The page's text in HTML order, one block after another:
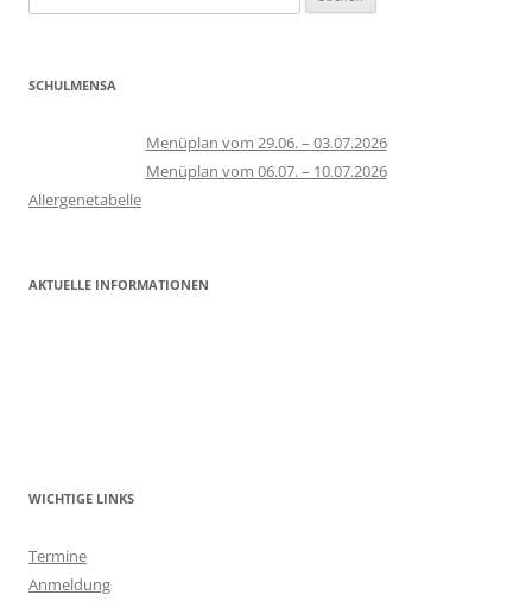
nach:
SCHULMENSA
Menüplan vom 29.06. – 03.07.2026
Menüplan vom 06.07. – 10.07.2026
Allergenetabelle
AKTUELLE INFORMATIONEN
WICHTIGE LINKS
Termine
Anmeldung